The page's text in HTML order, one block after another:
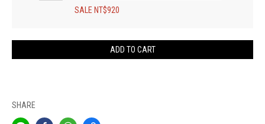
SALE NT$920
ADD TO CART
SHARE